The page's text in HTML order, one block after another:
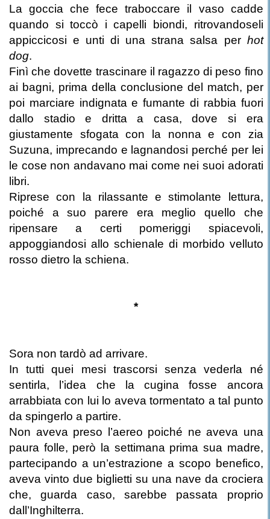
La goccia che fece traboccare il vaso cadde
quando si toccò i capelli biondi, ritrovandoseli
appiccicosi e unti di una strana salsa per hot
dog.
Finì che dovette trascinare il ragazzo di peso fino
ai bagni, prima della conclusione del match, per
poi marciare indignata e fumante di rabbia fuori
dallo stadio e dritta a casa, dove si era
giustamente sfogata con la nonna e con zia
Suzuna, imprecando e lagnandosi perché per lei
le cose non andavano mai come nei suoi adorati
libri.
Riprese con la rilassante e stimolante lettura,
poiché a suo parere era meglio quello che
ripensare a certi pomeriggi spiacevoli,
appoggiandosi allo schienale di morbido velluto
rosso dietro la schiena.
*
Sora non tardò ad arrivare.
In tutti quei mesi trascorsi senza vederla né
sentirla, l’idea che la cugina fosse ancora
arrabbiata con lui lo aveva tormentato a tal punto
da spingerlo a partire.
Non aveva preso l’aereo poiché ne aveva una
paura folle, però la settimana prima sua madre,
partecipando a un’estrazione a scopo benefico,
aveva vinto due biglietti su una nave da crociera
che, guarda caso, sarebbe passata proprio
dall’Inghilterra.